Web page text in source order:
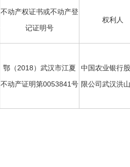
不动产权证书或不动产登
记证明号
权利人
鄂（2018）武汉市江夏
不动产证明第0053841号
中国农业银行
限公司武汉洪